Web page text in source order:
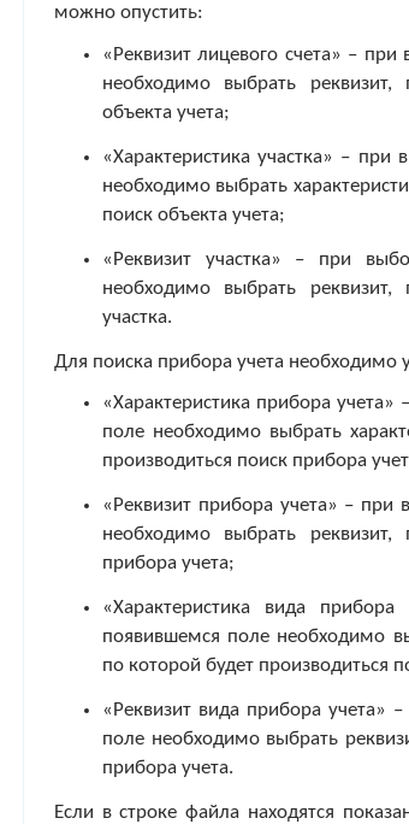
можно опустить:
«Реквизит лицевого счета» –
необходимо выбрать
объекта учета;
«Характеристика участка» –
необходимо выбрать
поиск объекта учета;
«Реквизит участка» – при
необходимо выбрать
участка.
Для поиска прибора учета необходимо
«Характеристика прибора
поле необходимо выбрать
производиться поиск прибора
«Реквизит прибора учета» – при
необходимо выбрать
прибора учета;
«Характеристика вида
появившемся поле необходимо
по которой будет производиться
«Реквизит вида прибора учета»
поле необходимо выбрать
прибора учета.
Если в строке файла находятся